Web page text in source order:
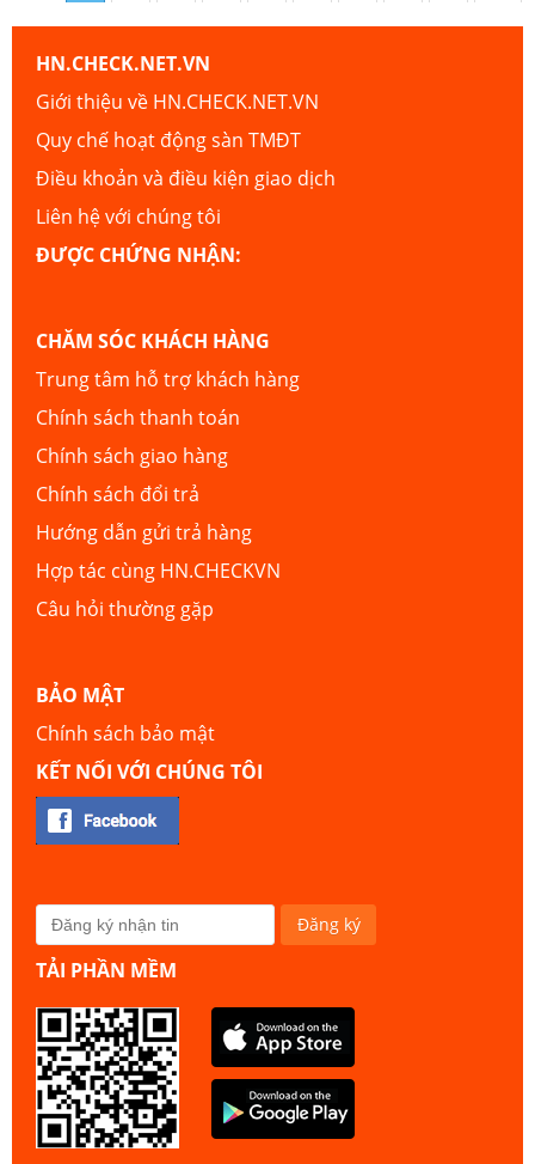
HN.CHECK.NET.VN
Giới thiệu về HN.CHECK.NET.VN
Quy chế hoạt động sàn TMĐT
Điều khoản và điều kiện giao dịch
Liên hệ với chúng tôi
ĐƯỢC CHỨNG NHẬN:
CHĂM SÓC KHÁCH HÀNG
Trung tâm hỗ trợ khách hàng
Chính sách thanh toán
Chính sách giao hàng
Chính sách đổi trả
Hướng dẫn gửi trả hàng
Hợp tác cùng HN.CHECKVN
Câu hỏi thường gặp
BẢO MẬT
Chính sách bảo mật
KẾT NỐI VỚI CHÚNG TÔI
TẢI PHẦN MỀM